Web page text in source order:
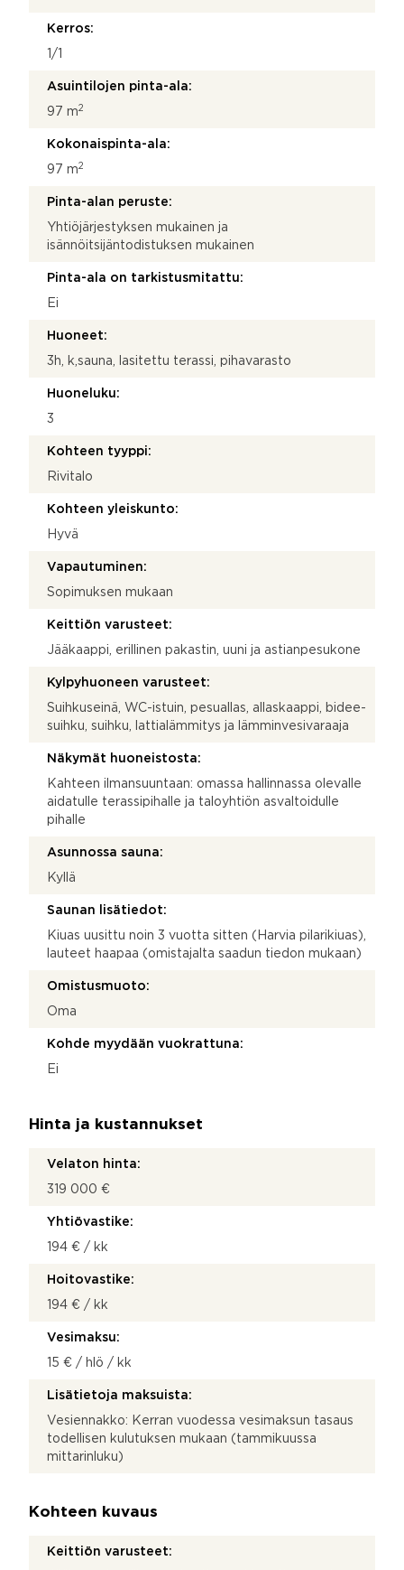
u
o
a
Kerros:
1/1
Asuintilojen pinta-ala:
97 m2
Kokonaispinta-ala:
97 m2
Pinta-alan peruste:
Yhtiöjärjestyksen mukainen ja
isännöitsijäntodistuksen mukainen
Pinta-ala on tarkistusmitattu:
Ei
Huoneet:
3h, k,sauna, lasitettu terassi, pihavarasto
Huoneluku:
3
Kohteen tyyppi:
Rivitalo
Kohteen yleiskunto:
Hyvä
Vapautuminen:
Sopimuksen mukaan
Keittiön varusteet:
Jääkaappi, erillinen pakastin, uuni ja astianpesukone
Kylpyhuoneen varusteet:
Suihkuseinä, WC-istuin, pesuallas, allaskaappi, bidee-
suihku, suihku, lattialämmitys ja lämminvesivaraaja
Näkymät huoneistosta:
Kahteen ilmansuuntaan: omassa hallinnassa olevalle
aidatulle terassipihalle ja taloyhtiön asvaltoidulle
pihalle
Asunnossa sauna:
Kyllä
Saunan lisätiedot:
Kiuas uusittu noin 3 vuotta sitten (Harvia pilarikiuas),
lauteet haapaa (omistajalta saadun tiedon mukaan)
Omistusmuoto:
Oma
Kohde myydään vuokrattuna:
Ei
Hinta ja kustannukset
Velaton hinta:
319 000 €
Yhtiövastike:
194 € / kk
Hoitovastike:
194 € / kk
Vesimaksu:
15 € / hlö / kk
Lisätietoja maksuista:
Vesiennakko: Kerran vuodessa vesimaksun tasaus
todellisen kulutuksen mukaan (tammikuussa
mittarinluku)
Kohteen kuvaus
Keittiön varusteet: